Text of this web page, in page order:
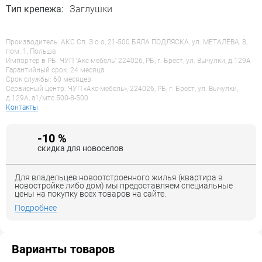
Тип крепежа: Заглушки
Производитель: АКС Сп. З о.о, 21-500 БЯЛА ПОДЛЯСКА, ул. МЕТАЛЁВА, 8,
пом. 1, Польша
Импортер в РБ: ЧУП "Акс-мебель" 224026, РБ, г. Брест, ул. Вычулки, д.129А
Гарантийный срок: 24 месяца
Срок службы: 60 месяцев
Сервисный центр: ЧУП «Акс-мебель», 224026, РБ, г. Брест, ул. Вычулки,
д.129А, a1/мтс 500-8-500
Контакты
-10 %
скидка для новоселов
Для владельцев новоотстроенного жилья (квартира в
новостройке либо дом) мы предоставляем специальные
цены на покупку всех товаров на сайте.
Подробнее
Варианты товаров